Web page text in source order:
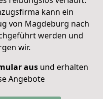
kann ein
von Magdeburg nach
werden und
wir.
ausund erhalten
Angebote